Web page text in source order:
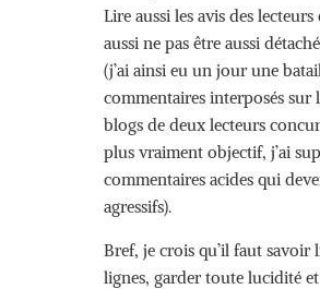
Lire aussi les avis des
aussi ne pas être aussi
(j’ai ainsi eu un jour une
commentaires interposés sur
blogs de deux lecteurs
plus vraiment objectif, j’ai
commentaires acides qui
agressifs).
Bref, je crois qu’il faut savoir
lignes, garder toute lucidité